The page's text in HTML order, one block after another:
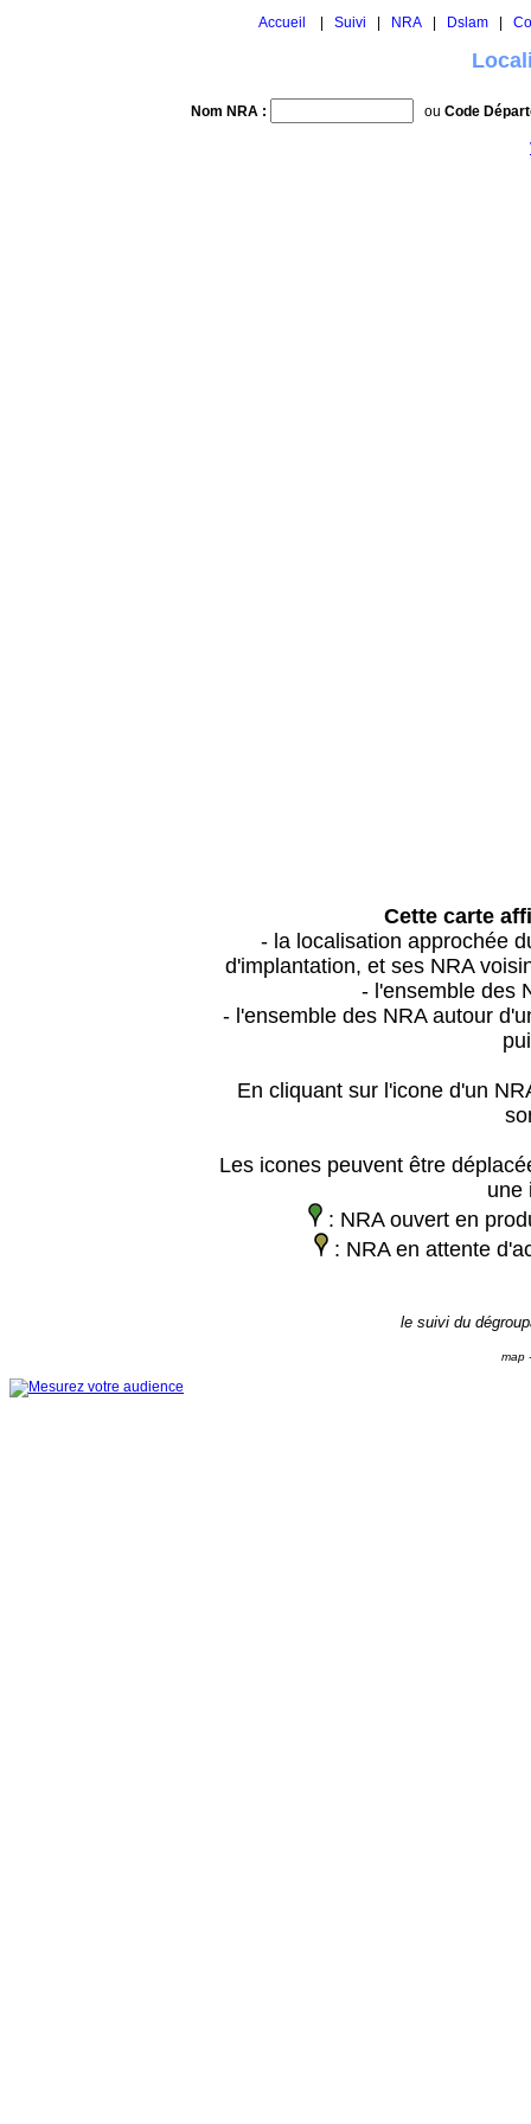
Accueil Suivi NRA Dslam
Nom NRA : ou Code
Cette carte
- la localisation approchée
d'implantation, et ses NRA
- l'ensemble des
- l'ensemble des NRA autour
En cliquant sur l'icone d'un
Les icones peuvent être
une
: NRA ouvert en
: NRA en attente
le suivi du
map